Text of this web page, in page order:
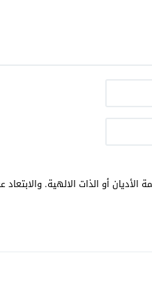
أو الذات الالهية.